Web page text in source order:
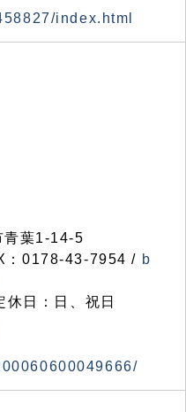
index.html
葉1-14-5
：0178-43-7954 / b
日：日、祝日